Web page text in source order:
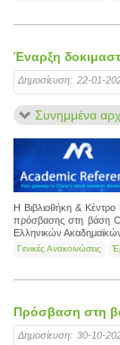
Έναρξη
Δημοσίευση: 22-01-
Συνημμένα
Η Βιβλιοθήκη &
πρόσβασης στη βάση
Ελληνικών Ακαδημαϊκών
Γενικές Ανακοινώσεις
Πρόσβαση στη
Δημοσίευση: 30-10-